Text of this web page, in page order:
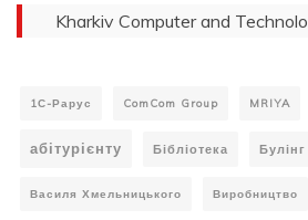
Kharkiv Computer and
1С-Рарус ComCom Group MRIYA
абітурієнту Бібліотека Булінг
Василя Хмельницького Виробництво